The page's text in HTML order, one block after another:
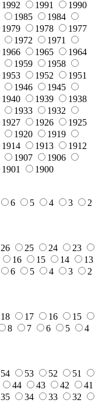
1992 1991
1990
1985
1984
1979 1978
1977
1972
1971
1966 1965
1964
1959
1958
1953 1952
1951
1946
1945
1940 1939
1938
1933
1932
1927 1926
1925
1920
1919
1914 1913
1912
1907
1906
1901 1900
6 5 4 3
2
26 25 24
23
16 15 14
13
6 5 4 3
2
18 17 16
15
8 7 6 5
4
54 53 52
51
44 43 42
41
35 34 33
32